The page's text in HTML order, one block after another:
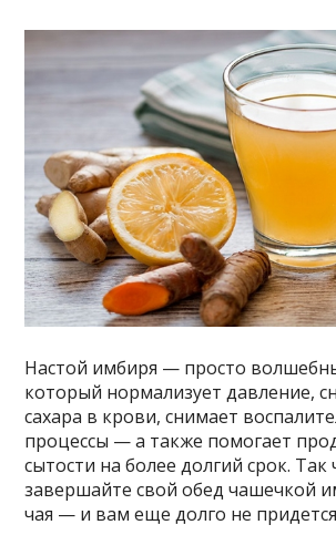
Настой имбиря — просто
который нормализует давление,
сахара в крови, снимает
процессы — а также помогает
сытости на более долгий срок. Так
завершайте свой обед чашечкой
чая — и вам еще долго не